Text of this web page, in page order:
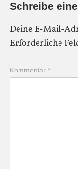
Schreibe
Deine E-Mail-
Erforderliche
Kommentar *